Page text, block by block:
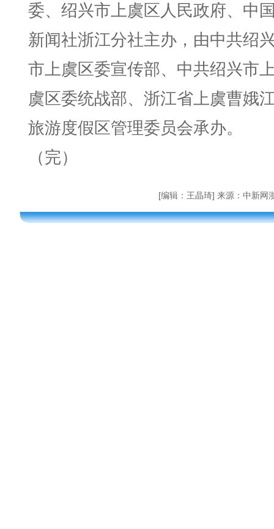
委、绍兴市上虞区人民政府、中
新闻社浙江分社主办，由中共绍
市上虞区委宣传部、中共绍兴市
虞区委统战部、浙江省上虞曹娥
旅游度假区管理委员会承办。
（完）
[编辑：王晶琦] 来源：中新网